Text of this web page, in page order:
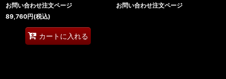
お問い合わせ注文ページ
89,760円(税込)
カートに入れる
お問い合わせ注文ページ